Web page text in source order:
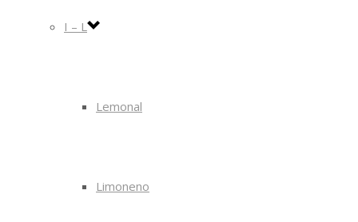
I – L
Lemonal
Limoneno